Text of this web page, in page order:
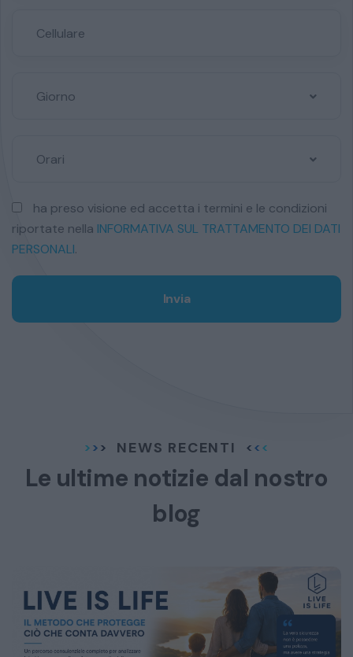
Giorno
Orari
ha preso visione ed accetta i termini e le condizioni
riportate nella INFORMATIVA SUL TRATTAMENTO DEI DATI
PERSONALI.
Invia
NEWS RECENTI
Le ultime notizie dal nostro
blog